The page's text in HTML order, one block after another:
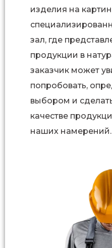
изделия на
зал, где
продукции в
заказчик может
попробовать,
выбором и
качестве
наших намерений.